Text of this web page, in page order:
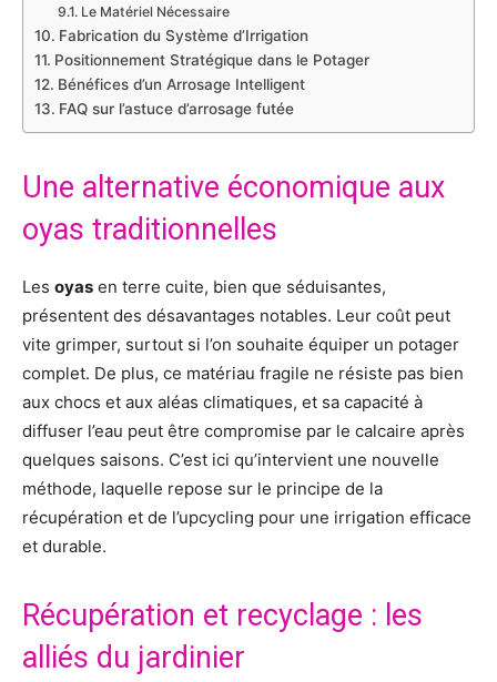
Le Matériel Nécessaire
Fabrication du Système d’Irrigation
Positionnement Stratégique dans le Potager
Bénéfices d’un Arrosage Intelligent
FAQ sur l’astuce d’arrosage futée
Une alternative économique aux
oyas traditionnelles
Les oyas en terre cuite, bien que séduisantes,
présentent des désavantages notables. Leur coût peut
vite grimper, surtout si l’on souhaite équiper un potager
complet. De plus, ce matériau fragile ne résiste pas bien
aux chocs et aux aléas climatiques, et sa capacité à
diffuser l’eau peut être compromise par le calcaire après
quelques saisons. C’est ici qu’intervient une nouvelle
méthode, laquelle repose sur le principe de la
récupération et de l’upcycling pour une irrigation efficace
et durable.
Récupération et recyclage : les
alliés du jardinier